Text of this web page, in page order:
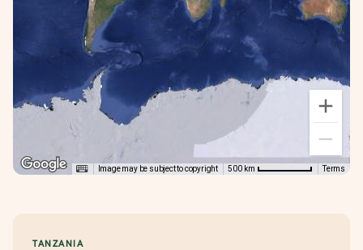
Image may be subject to copyright 500 km Terms
TANZANIA